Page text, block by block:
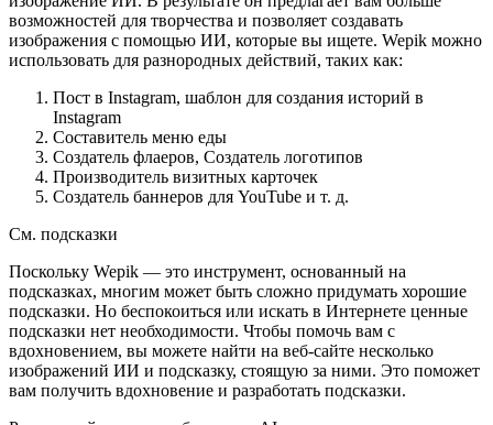
возможностей для творчества и позволяет создавать
изображения с помощью ИИ, которые вы ищете. Wepik можно
использовать для разнородных действий, таких как:
Пост в Instagram, шаблон для создания историй в
Instagram
Составитель меню еды
Создатель флаеров, Создатель логотипов
Производитель визитных карточек
Создатель баннеров для YouTube и т. д.
См. подсказки
Поскольку Wepik — это инструмент, основанный на
подсказках, многим может быть сложно придумать хорошие
подсказки. Но беспокоиться или искать в Интернете ценные
подсказки нет необходимости. Чтобы помочь вам с
вдохновением, вы можете найти на веб-сайте несколько
изображений ИИ и подсказку, стоящую за ними. Это поможет
вам получить вдохновение и разработать подсказки.